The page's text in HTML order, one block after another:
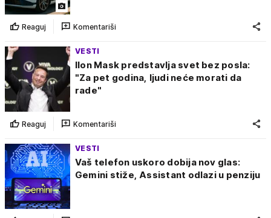
Reaguj Komentariši
VESTI
Ilon Mask predstavlja svet bez posla:
"Za pet godina, ljudi neće morati da
rade"
Reaguj Komentariši
VESTI
Vaš telefon uskoro dobija nov glas:
Gemini stiže, Assistant odlazi u penziju